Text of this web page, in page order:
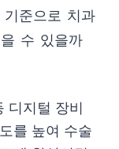
준으로 치과
수 있을까
디지털 장비
를 높여 수술